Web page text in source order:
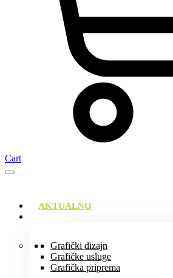
Cart
AKTUALNO
Grafički dizajn
Grafičke usluge
Grafička priprema